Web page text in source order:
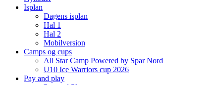
Isplan
Dagens isplan
Hal 1
Hal 2
Mobilversion
Camps og cups
All Star Camp Powered by Spar Nord
U10 Ice Warriors cup 2026
Pay and play